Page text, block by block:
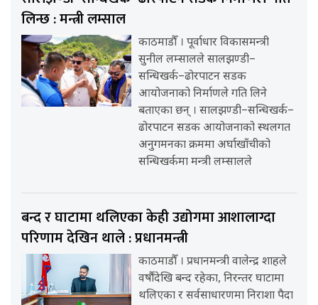
लिन्छ : मन्त्री लम्साल
काठमाडौँ । पूर्वाधार विकासमन्त्री
सुनील लम्सालले सालझण्डी–
सन्धिखर्क–ढोरपाटन सडक
आयोजनाको निर्माणले गति लिने
बताएका छन् । सालझण्डी–सन्धिखर्क–
ढोरपाटन सडक आयोजनाको स्थलगत
अनुगमनका क्रममा अर्घाखाँचीको
सन्धिखर्कमा मन्त्री लम्सालले
बन्द र घाटामा थलिएका केही उद्योगमा आशालाग्दा
परिणाम देखिन थाले : प्रधानमन्त्री
काठमाडौँ । प्रधानमन्त्री वालेन्द्र शाहले
वर्षौंदेखि बन्द रहेका, निरन्तर घाटामा
थलिएका र सर्वसाधारणमा निराशा पैदा